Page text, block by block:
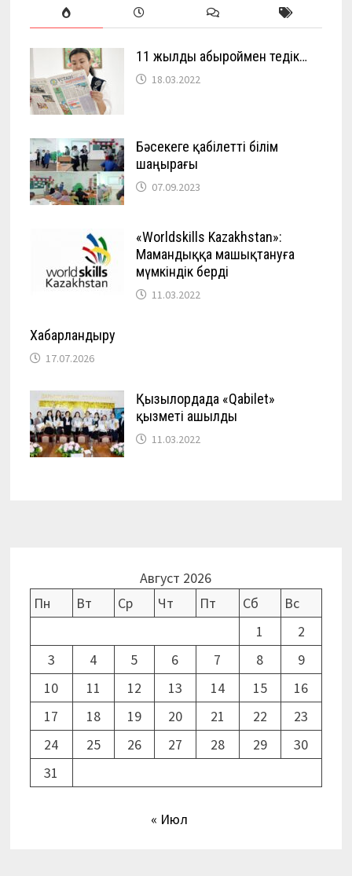
11 жылды абыроймен өтедік…
18.03.2022
Бәсекеге қабілетті білім
шаңырағы
07.09.2023
«Worldskills Kazakhstan»:
Мамандыққа машықтануға
мүмкіндік берді
11.03.2022
Хабарландыру
17.07.2026
Қызылордада «Qabilet»
қызметі ашылды
11.03.2022
Август 2026
Пн
Вт Ср Чт Пт Сб
Вс
1
2
3
4 5 6 7 8
9
10
11 12 13 14 15
16
17
18 19 20 21 22
23
24
25 26 27 28 29
30
31
« Июл